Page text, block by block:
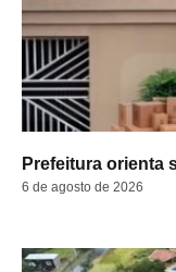
Prefeitura orienta
6 de agosto de 2026